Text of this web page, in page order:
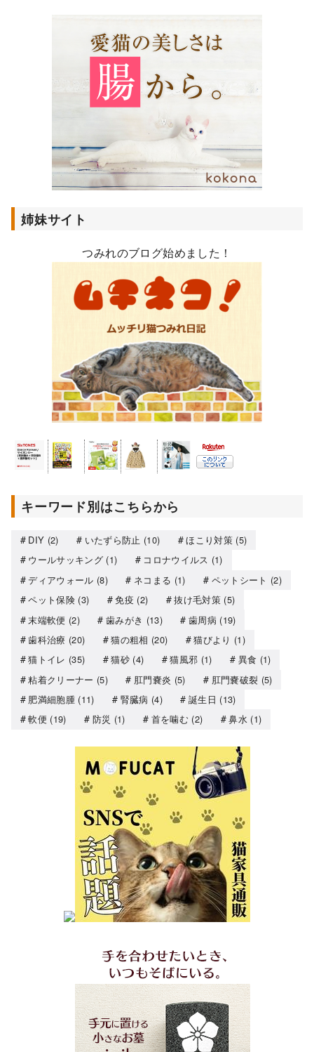
姉妹サイト
つみれのブログ始めました！
キーワード別はこちらから
DIY (2) いたずら防止 (10) ほこり対策(5)
ウールサッキング(1) コロナウイルス (1)
ディアウォール (8) ネコまる (1) ペットシート (2)
ペット保険(3) 免疫 (2) 抜け毛対策(5)
末端軟便 (2) 歯みがき (13) 歯周病 (19)
歯科治療 (20) 猫の粗相 (20) 猫びより (1)
猫トイレ (35) 猫砂(4) 猫風邪 (1) 異食 (1)
粘着クリーナー (5) 肛門嚢炎 (5) 肛門嚢破裂 (5)
肥満細胞腫(11) 腎臓病 (4) 誕生日 (13)
軟便 (19) 防災 (1) 首を噛む (2) 鼻水 (1)